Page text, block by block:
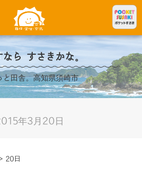
ら すさきかな。
と田舎。高知県須崎市
年3月20日
> 20日